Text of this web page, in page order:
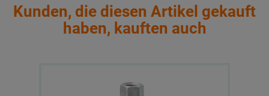
Kunden, die diesen Artikel gekauft
haben, kauften auch